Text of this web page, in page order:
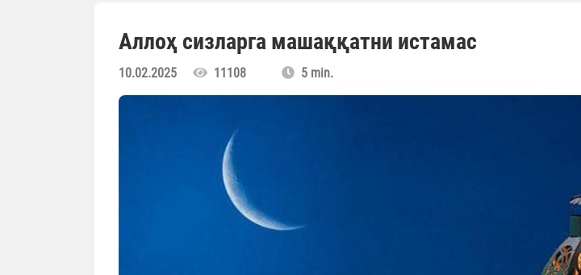
Аллоҳ сизларга машаққатни истамас
10.02.2025 11108 5 min.